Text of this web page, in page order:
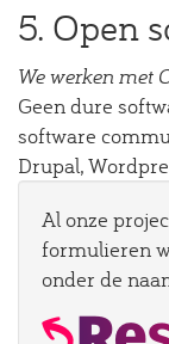
5. Open
We werken met
Geen dure
software
Drupal,
Al onze
formulieren
onder de